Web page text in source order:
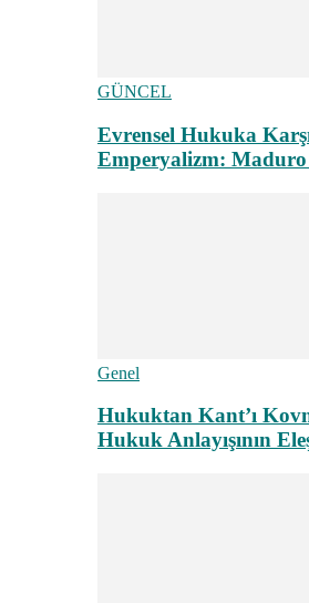
GÜNCEL
Evrensel Hukuka
Emperyalizm:
Genel
Hukuktan Kant’ı
Hukuk Anlayışının